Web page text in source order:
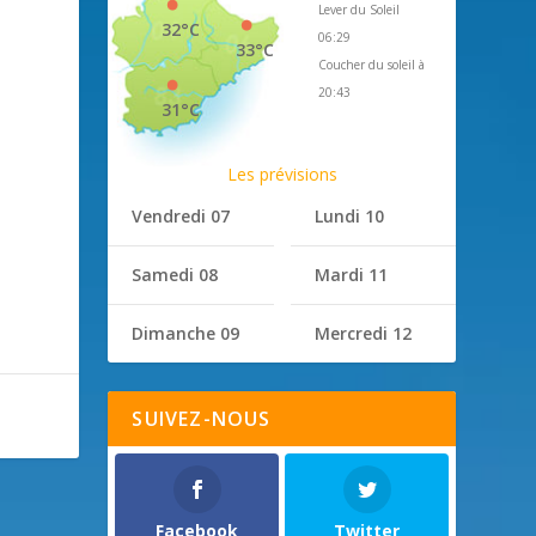
33°C
32°C
31°C
Lever du Soleil
06:29
Coucher du soleil à
20:43
Les prévisions
Vendredi 07
Samedi 08
Dimanche 09
Lundi 10
Mardi 11
Mercredi 12
SUIVEZ-NOUS
Facebook Twitter